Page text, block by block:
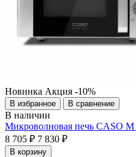
Новинка Акция -10%
В избранное В сравнение
В наличии
Микроволновая печь CASO
8 705 ₽ 7 830 ₽
В корзину